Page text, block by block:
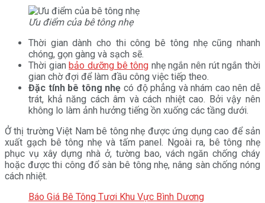
Ưu điểm của bê tông nhẹ
Thời gian dành cho thi công bê tông nhẹ cũng nhanh
chóng, gọn gàng và sạch sẽ.
Thời gianbảo dưỡng bê tông nhẹ ngắn nên rút ngắn thời
gian chờ đợi để làm đầu công việc tiếp theo.
Đặc tính bê tông nhẹ có độ phẳng và nhám cao nên dễ
trát, khả năng cách âm và cách nhiệt cao. Bởi vậy nên
không lo làm ảnh hưởng tiếng ồn xuống các tầng dưới.
Ở thị trường Việt Nam bê tông nhẹ được ứng dụng cao để sản
xuất gạch bê tông nhẹ và tấm panel. Ngoài ra, bê tông nhẹ
phục vụ xây dựng nhà ở, tường bao, vách ngăn chống cháy
hoặc được thi công đổ sàn bê tông nhẹ, nâng sàn chống nóng
cách nhiệt.
Báo Giá Bê Tông Tươi Khu Vực Bình Dương